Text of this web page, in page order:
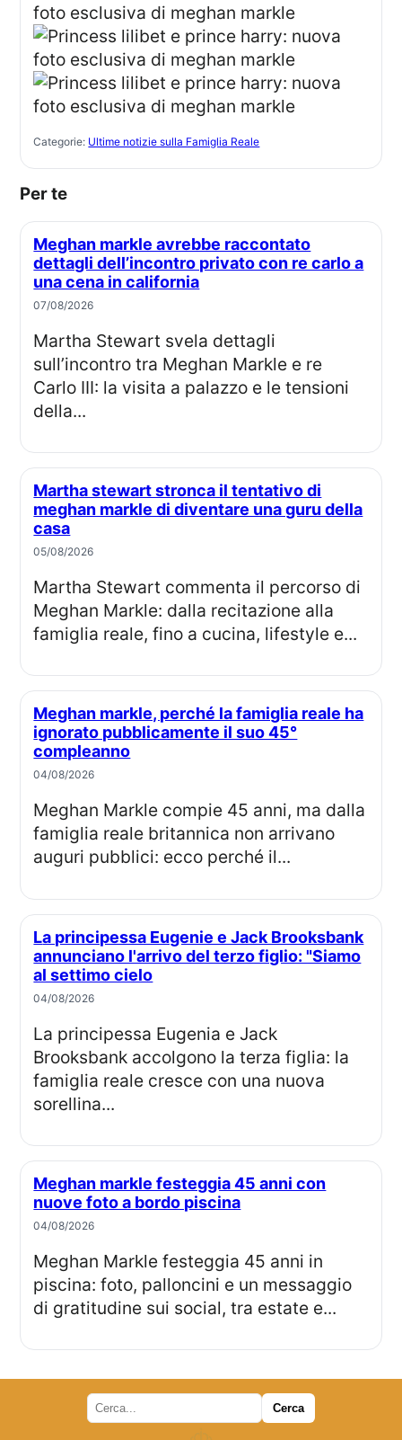
Categorie: Ultime notizie sulla Famiglia Reale
Per te
Meghan markle avrebbe raccontato
dettagli dell’incontro privato con re carlo a
una cena in california
07/08/2026
Martha Stewart svela dettagli
sull’incontro tra Meghan Markle e re
Carlo III: la visita a palazzo e le tensioni
della...
Martha stewart stronca il tentativo di
meghan markle di diventare una guru della
casa
05/08/2026
Martha Stewart commenta il percorso di
Meghan Markle: dalla recitazione alla
famiglia reale, fino a cucina, lifestyle e...
Meghan markle, perché la famiglia reale ha
ignorato pubblicamente il suo 45°
compleanno
04/08/2026
Meghan Markle compie 45 anni, ma dalla
famiglia reale britannica non arrivano
auguri pubblici: ecco perché il...
La principessa Eugenie e Jack Brooksbank
annunciano l'arrivo del terzo figlio: "Siamo
al settimo cielo
04/08/2026
La principessa Eugenia e Jack
Brooksbank accolgono la terza figlia: la
famiglia reale cresce con una nuova
sorellina...
Meghan markle festeggia 45 anni con
nuove foto a bordo piscina
04/08/2026
Meghan Markle festeggia 45 anni in
piscina: foto, palloncini e un messaggio
di gratitudine sui social, tra estate e...